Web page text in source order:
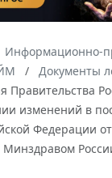
Информационно-
Документы
Правительства
изменений в
Федерации